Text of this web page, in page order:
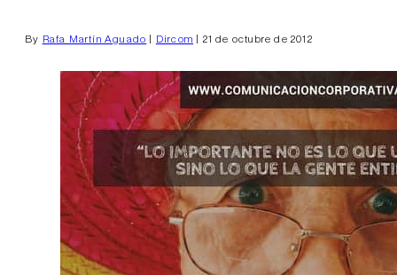
By Rafa Martín Aguado Dircom | 21 de octubre de 2012